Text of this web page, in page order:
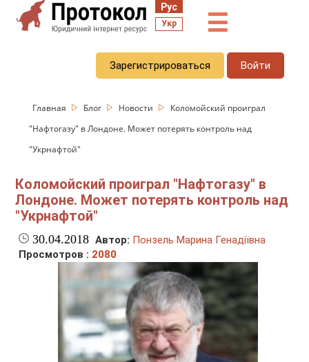
Рус
Укр ☰
Зарегистрироваться Войти
Главная Блог Новости
Коломойский проиграл
"Нафтогазу" в Лондоне. Может потерять контроль над
"Укрнафтой"
Коломойский проиграл "Нафтогазу" в
Лондоне. Может потерять контроль над
"Укрнафтой"
30.04.2018 Автор: Понзель Марина Генадіївна
Просмотров : 2080